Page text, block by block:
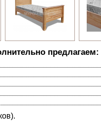
предлагаем: